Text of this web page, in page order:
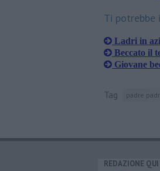
Ti potrebbe
Ladri in
Beccato il
Giovane
Tag padre
REDAZIONE QUI